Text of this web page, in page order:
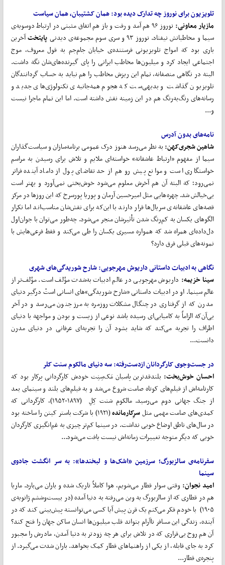
تلویزیونبراینوروزچهتدارکدیدهبود:همان کشتیبان، همان سیاست
مازیار معاونی:
نوروز ۹۶ هم آمد و رفت و باز هم اتفاق مثبتی در ارتباط دوسویه‌ی
سیما و مخاطبانش نیفتاد. نوروز ۹۳ و سری سوم مجموعه‌ی دیدنی
پایتختآخرین
باری بود که امواج تلویزیونی فرستنده‌ی خیابان جام‌جم به قول معروف، موج
اجتماعی ایجاد کرد و میلیون‌ها مخاطب ایرانی را پای گیرنده‌های‌شان نگه داشت.
البته در نگاهی منصفانه، تمام این ریزش مخاطب را هم نباید به حساب گردانندگان
تلویزیون گذاشت و بدیهی‌ست که هجوم همه‌جانبه‌ی تکنولوژی‌های جدید و
رسانه‌های رنگ‌به‌رنگ هم در این زمینه نقش داشته است. اما این تمام ماجرا نیست
و...
نامههای بدون آدرس
شاهین شجری‌کهن:به نظر می‌رسد هنوز درک عمومی برنامه‌سازان و سیاست‌گذاران
سیما از مفهوم «ارتباط عاشقانه» خواسته‌ای ملایم و تلاش برای رسیدن به مراسم
خواستگاری است و موانع پیش رو هم از حد تقاضای پول از داماد آینده فراتر
نمی‌رود؛ که البته آن هم آخرش معلوم می‌شود خوش‌بختی نمی‌آورد و بهتر است
بی‌خیالش شد. چهره‌هایی مثل امیرحسین آرمان و پوریا پورسرخ که این روزها در مرکز
قصه‌های عاشقانه‌ی سریال‌ها قرار دارند با این‌که برای نقش‌شان مناسب‌اند اما تکرار
الگوهای یکسان به کم‌رنگ شدن تأثیرشان منجر می‌شود. چه‌طور می‌توان با جوان‌اول
دل‌داده‌ای همراه شد که همواره مسیری یکسان را طی می‌کند و فقط فرعی‌هایش با
نمونه‌های قبلی فرق دارد؟
نگاهیبهادبیاتداستانیداریوشمهرجویی:شارحشوریدگیهایشهری
سینا خزیمه: داریوش مهرجویی در عالم ادبیات به‌شدت مؤلف است. مؤلف‌تر از
عالم سینما. او در ادبیات داستانی «شارح شوریدگی»های انسانی استْ درگیر دنیای
مدرن که از گرفتاری در چنگال مشکلات روزمره به مرز جنون می‌رسد و در آخر
بی‌آن‌که الزاماً به کامیابی‌ای رسیده باشد نوعی از زیست و بودن و مواجهه با دنیای
اطراف را تجربه می‌کند که شاید بشود آن را تجربه‌ای عرفانی در دنیای مدرن
دانست...
در جستوجوی کارگردانان ازدسترفته:سه دنیای مالکوم سنت کلر
احسان خوشبخت: بلندقدترین پاسبان‌ مَک‌سِنِت خودش کارگردانی پرکار بود که
کارنامه‌اش از فیلم‌های کوتاه صامت شروع می‌شد و به فیلم‌های بلند و سینمای بعد
از جنگ جهانی دوم می‌رسید. مالکوم سَنت کِلِ (۱۸۹۷-۱۹۵۲)، کارگردانی که
کمدی‌های صامت مهمی مثلسرِکارمانده
(۱۹۲۱) با شرکت باستر کیتن را ساخته بود
در سال‌های ناطق اوضاع خوبی نداشت. در سینما کم‌تر چیزی به غم‌انگیزی کارگردان
خوبی که دیگر متوجه تغییرات زمانه‌اش نیست یافت می‌شود...
سفرنامه‌ی سالزبورگ؛ سرزمین «اشکها و لبخندها»: به سرانگشت جادوی
سینما
امید نجوان:وقتی سوار قطار می‌‌شویم، هوا کاملاً تاریک شده و باران می‌بارد. ماریا
هم در قطاری که از سالزبورگ به وین می‌رفته به دنیا آمده (در بیست‌وششم ژانویه‌ی
۱۹۰۵) با خودم فکر می‌کنم یک قرن پیش آیا کسی می‌توانسته پیش‌بینی کند که در
آینده، زندگی این مسافر ناآرام بتواند قلب میلیون‌ها انسان ساکن جهان را فتح کند؟
آن هم روح بی‌قراری که در تلاش برای هر چه زودتر به دنیا آمدن، مادرش را مجبور
کرد به جای قابله، از یکی از راهنماهای قطار کمک بخواهد. باران شدت می‌گیرد. از
پنجره‌ی قطار...